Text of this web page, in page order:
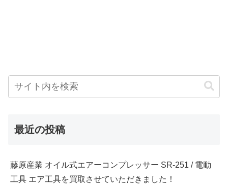
最近の投稿
藤原産業 オイル式エアーコンプレッサー SR-251 / 電動
工具 エア工具を買取させていただきました！